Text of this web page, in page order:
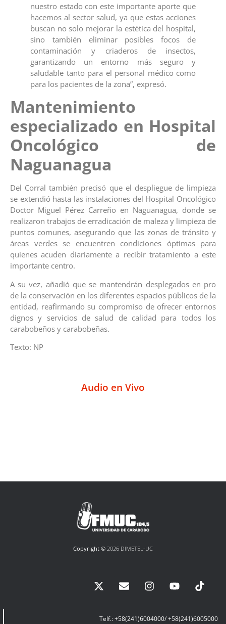
nuestro estado con este importante aporte que
hacemos al sector salud, ya que estas acciones
buscan no solo mejorar la estética del hospital,
sino también eliminar posibles focos de
contaminación y criaderos de insectos,
garantizando un entorno más seguro y
saludable tanto para el personal médico como
para los pacientes de la zona”, expresó.
Mantenimiento
especializado en Hospital
Oncológico de
Naguanagua
Del Corral también precisó que el despliegue de limpieza
se extendió hasta las instalaciones del Hospital Oncológico
Doctor Miguel Pérez Carreño en Naguanagua, donde se
realizaron trabajos de erradicación de maleza y limpieza de
puntos comunes, asegurando que las zonas de tránsito y
áreas verdes se encuentren condiciones óptimas para
quienes acuden diariamente a recibir tratamiento a este
importante centro.
A su vez, añadió que se mantendrán desplegados en pro
de la conservación en los diferentes espacios públicos de la
entidad, reafirmando su compromiso de ofrecer entornos
dignos y servicios de salud de calidad para todos los
carabobeños y carabobeñas.
Texto: NP
Audio en Vivo
Copyright © 2026 DIMETEL-UC
Telf.: +58(241)6004000/ +58(241)6005000